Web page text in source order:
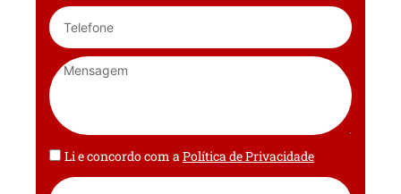
Li e concordo com aPolítica de Privacidade